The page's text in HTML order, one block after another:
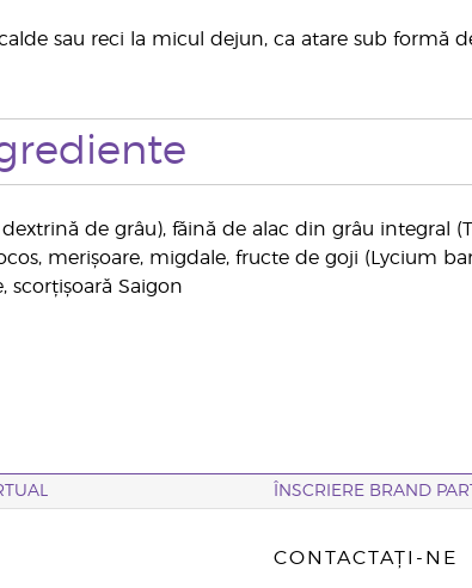
sau reci la micul dejun, ca atare sub formă
de grâu), făină de alac din grâu integral
merișoare, migdale, fructe de goji (Lycium
scorțișoară Saigon
ÎNSCRIERE BRAND
CONTACTAȚI-NE